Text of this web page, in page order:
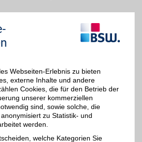
Streamingdienst über
8.000
Sportübertragungen pro
Jahr erleben: von zu
Hause, unterwegs,
zeitversetzt oder im
Rückblick. Jetzt das
umfangreiche
Sportangebot genießen
Webseiten-Erlebnis zu bieten
externe Inhalte und andere
Cookies, die für den Betrieb der
unserer kommerziellen
sind, sowie solche, die
zu Statistik- und
werden.
welche Kategorien Sie